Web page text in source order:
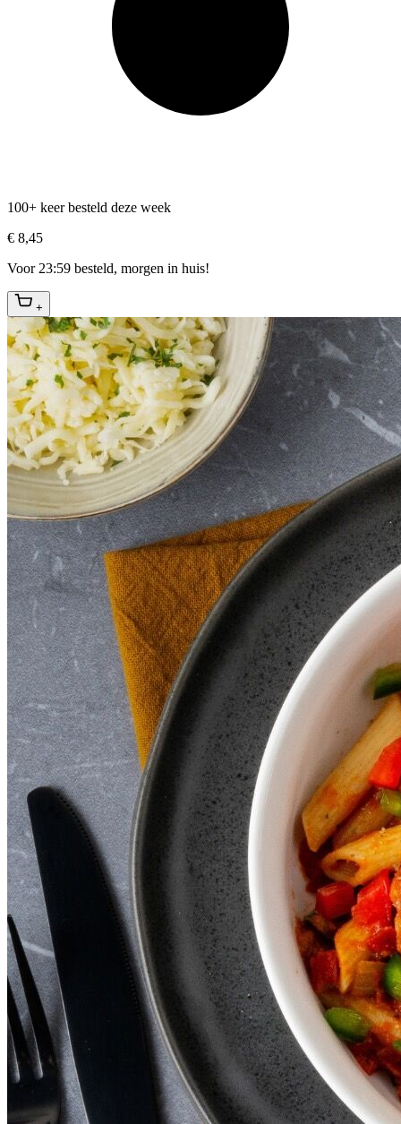
100+ keer besteld deze week
€ 8,45
Voor 23:59 besteld, morgen in huis!
+